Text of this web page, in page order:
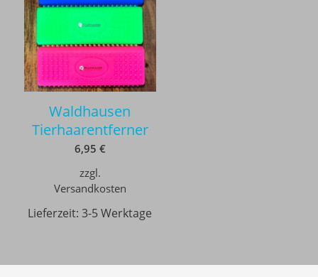
Waldhausen
Tierhaarentferner
6,95 €
zzgl.
Versandkosten
Lieferzeit:3-5 Werktage